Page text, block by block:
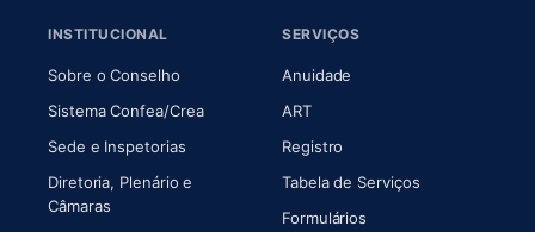
INSTITUCIONAL
Sobre o Conselho(abre em nova aba)
Sistema Confea/Crea(abre em nova aba)
Sede e Inspetorias
Diretoria, Plenário e
Câmaras(abre em nova aba)
SERVIÇOS
Anuidade
ART(abre em nova aba)
Registro
Tabela de Serviços
Formulários